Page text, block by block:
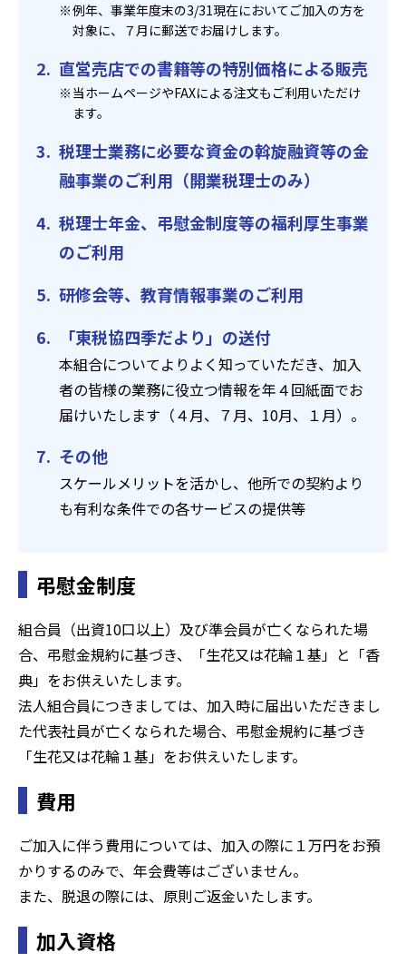
例年、事業年度末の3/31現在においてご加入の方を
対象に、７月に郵送でお届けします。
直営売店での書籍等の特別価格による販売
当ホームページやFAXによる注文もご利用いただけ
ます。
税理士業務に必要な資金の斡旋融資等の金
融事業のご利用（開業税理士のみ）
税理士年金、弔慰金制度等の福利厚生事業
のご利用
研修会等、教育情報事業のご利用
「東税協四季だより」の送付
本組合についてよりよく知っていただき、加入
者の皆様の業務に役立つ情報を年４回紙面でお
届けいたします（４月、７月、10月、１月）。
その他
スケールメリットを活かし、他所での契約より
も有利な条件での各サービスの提供等
弔慰金制度
組合員（出資10口以上）及び準会員が亡くなられた場
合、弔慰金規約に基づき、「生花又は花輪１基」と「香
典」をお供えいたします。
法人組合員につきましては、加入時に届出いただきまし
た代表社員が亡くなられた場合、弔慰金規約に基づき
「生花又は花輪１基」をお供えいたします。
費用
ご加入に伴う費用については、加入の際に１万円をお預
かりするのみで、年会費等はございません。
また、脱退の際には、原則ご返金いたします。
加入資格